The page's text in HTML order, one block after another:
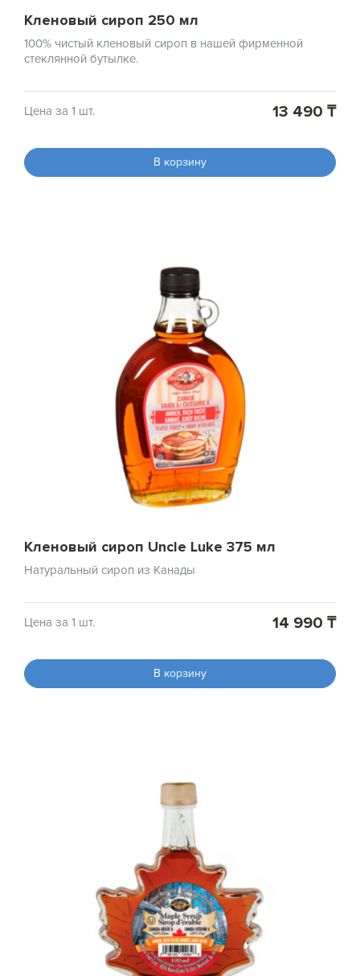
Кленовый сироп 250 мл
100% чистый кленовый сироп в нашей фирменной
стеклянной бутылке.
Цена за 1 шт. 13 490 ₸
В корзину
Кленовый сироп Uncle Luke 375 мл
Натуральный сироп из Канады
Цена за 1 шт. 14 990 ₸
В корзину